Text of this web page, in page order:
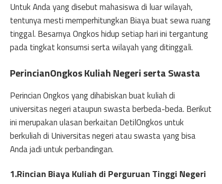
Untuk Anda yang disebut mahasiswa di luar wilayah,
tentunya mesti memperhitungkan Biaya buat sewa ruang
tinggal. Besarnya Ongkos hidup setiap hari ini tergantung
pada tingkat konsumsi serta wilayah yang ditinggali.
PerincianOngkos Kuliah Negeri serta Swasta
Perincian Ongkos yang dihabiskan buat kuliah di
universitas negeri ataupun swasta berbeda-beda. Berikut
ini merupakan ulasan berkaitan DetilOngkos untuk
berkuliah di Universitas negeri atau swasta yang bisa
Anda jadi untuk perbandingan.
1.Rincian Biaya Kuliah di Perguruan Tinggi Negeri